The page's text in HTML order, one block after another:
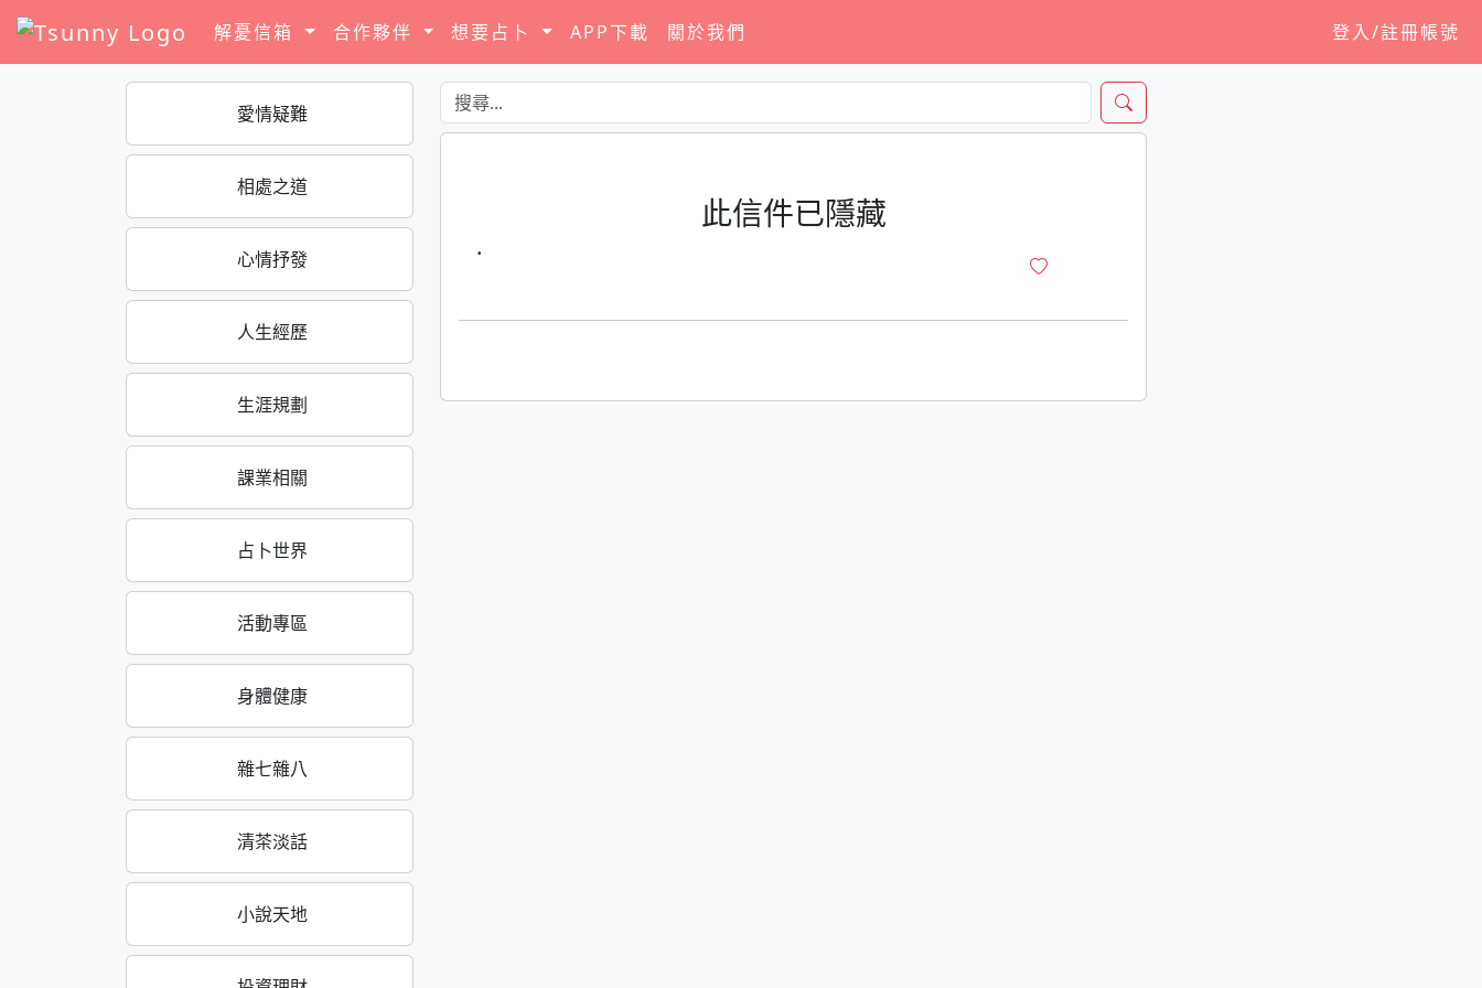
解憂信箱 合作夥伴 想要占卜 APP下載 關於我們 登入/註冊帳號
愛情疑難
相處之道
心情抒發
人生經歷
生涯規劃
課業相關
占卜世界
活動專區
身體健康
雜七雜八
清茶淡話
小說天地
此信件已隱藏
·